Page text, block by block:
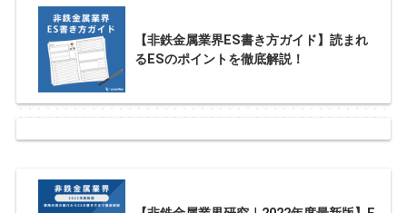
【非鉄金属業界ES書き方ガイド】読まれ
るESのポイントを徹底解説！